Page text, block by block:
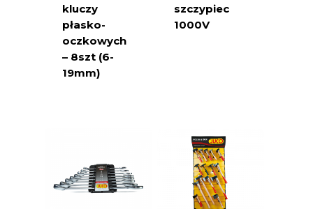
kluczy
płasko-
oczkowych
– 8szt (6-
19mm)
szczypiec
1000V